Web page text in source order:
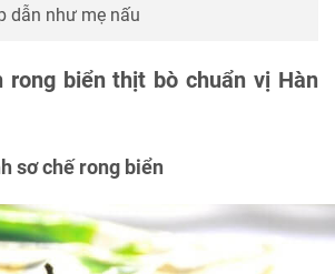
dẫn như mẹ nấu
rong biển thịt bò chuẩn vị Hàn
sơ chế rong biển